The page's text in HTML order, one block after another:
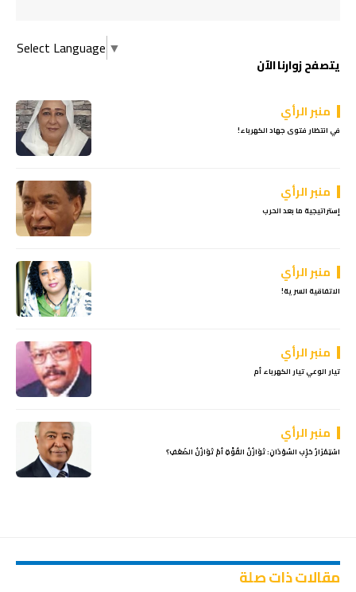
Select Language ▼
يتصفح زوارنا الآن
منبر الرأي
في انتظار فتوى جهاد الكهرباء!
منبر الرأي
إستراتيجية ما بعد الحرب
منبر الرأي
الاتفاقية السرية!
منبر الرأي
تيار الوعي تيار الكهرباء أم
منبر الرأي
اسْتِمْرَارُ حَرِْب السُوْدَانِ: تَوَازُنُ القُوَّةِ أمْ تَوَازُنُ الضَعْفِ؟
مقالات ذات صلة